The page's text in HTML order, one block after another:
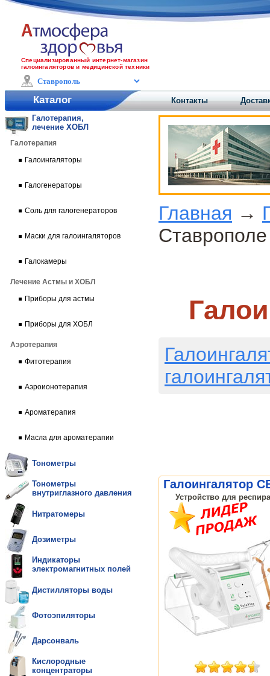
Специализированный интернет-магазин
галоингаляторов и медицинской техники
Каталог Контакты
Галотерапия,
лечение ХОБЛ
Галотерапия
Галоингаляторы
Галогенераторы
Соль для галогенераторов
Маски для галоингаляторов
Галокамеры
Лечение Астмы и ХОБЛ
Приборы для астмы
Приборы для ХОБЛ
Аэротерапия
Фитотерапия
Аэроионотерапия
Ароматерапия
Масла для ароматерапии
Тонометры
Тонометры
внутриглазного давления
Нитратомеры
Дозиметры
Индикаторы
электромагнитных полей
Дистилляторы воды
Фотоэпиляторы
Дарсонваль
Кислородные
концентраторы
Главная →
Ставрополе
Галоингалятор
Устройство для